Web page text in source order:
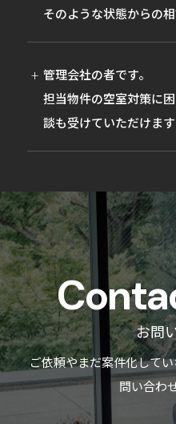
い。
の変更を前提としない
そのような状態からの
します。対象となるユ
一緒に検討していくこ
管理会社の者です。
担当物件の空室対策に
談も受けていただけます
で、物件価値の向上が
してお引き受けしてお
ださい。
お問
ご依頼やまだ案件化して
問い合わ